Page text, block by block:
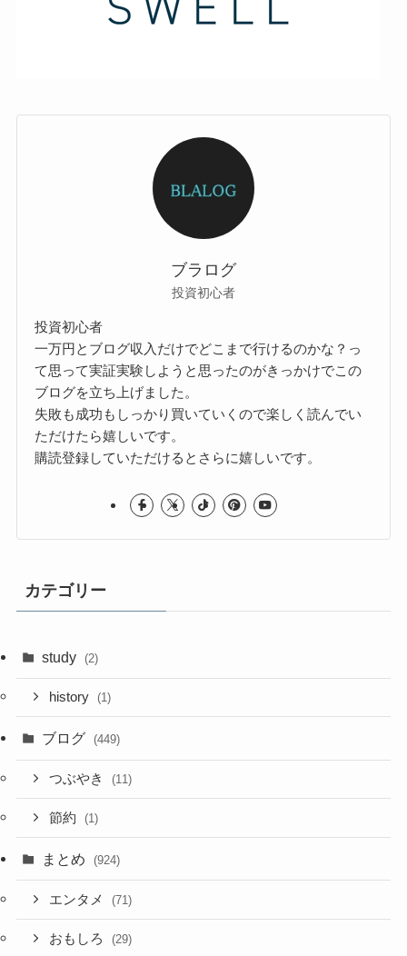
ブラログ
投資初心者
投資初心者
一万円とブログ収入だけでどこまで行けるのかな？っ
て思って実証実験しようと思ったのがきっかけでこの
ブログを立ち上げました。
失敗も成功もしっかり買いていくので楽しく読んでい
ただけたら嬉しいです。
購読登録していただけるとさらに嬉しいです。
カテゴリー
study (2)
history (1)
ブログ (449)
つぶやき (11)
節約 (1)
まとめ (924)
エンタメ (71)
おもしろ (29)